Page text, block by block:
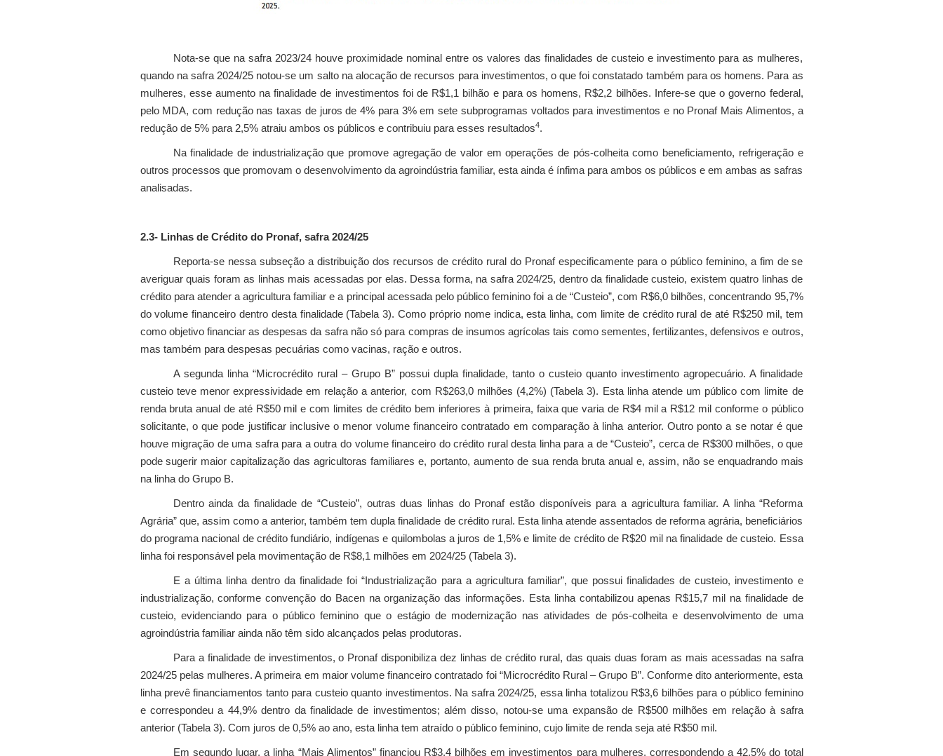
Nota-se que na safra 2023/24 houve proximidade nominal entre os valores das finalidades de custeio e investimento para as mulheres,
quando na safra 2024/25 notou-se um salto na alocação de recursos para investimentos, o que foi constatado também para os homens. Para as
mulheres, esse aumento na finalidade de investimentos foi de R$1,1 bilhão e para os homens, R$2,2 bilhões. Infere-se que o governo federal,
pelo MDA, com redução nas taxas de juros de 4% para 3% em sete subprogramas voltados para investimentos e no Pronaf Mais Alimentos, a
redução de 5% para 2,5% atraiu ambos os públicos e contribuiu para esses resultados4.
Na finalidade de industrialização que promove agregação de valor em operações de pós-colheita como beneficiamento, refrigeração e
outros processos que promovam o desenvolvimento da agroindústria familiar, esta ainda é ínfima para ambos os públicos e em ambas as safras
analisadas.
2.3- Linhas de Crédito do Pronaf, safra 2024/25
Reporta-se nessa subseção a distribuição dos recursos de crédito rural do Pronaf especificamente para o público feminino, a fim de se
averiguar quais foram as linhas mais acessadas por elas. Dessa forma, na safra 2024/25, dentro da finalidade custeio, existem quatro linhas de
crédito para atender a agricultura familiar e a principal acessada pelo público feminino foi a de “Custeio”, com R$6,0 bilhões, concentrando 95,7%
do volume financeiro dentro desta finalidade (Tabela 3). Como próprio nome indica, esta linha, com limite de crédito rural de até R$250 mil, tem
como objetivo financiar as despesas da safra não só para compras de insumos agrícolas tais como sementes, fertilizantes, defensivos e outros,
mas também para despesas pecuárias como vacinas, ração e outros.
A segunda linha “Microcrédito rural – Grupo B” possui dupla finalidade, tanto o custeio quanto investimento agropecuário. A finalidade
custeio teve menor expressividade em relação a anterior, com R$263,0 milhões (4,2%) (Tabela 3). Esta linha atende um público com limite de
renda bruta anual de até R$50 mil e com limites de crédito bem inferiores à primeira, faixa que varia de R$4 mil a R$12 mil conforme o público
solicitante, o que pode justificar inclusive o menor volume financeiro contratado em comparação à linha anterior. Outro ponto a se notar é que
houve migração de uma safra para a outra do volume financeiro do crédito rural desta linha para a de “Custeio”, cerca de R$300 milhões, o que
pode sugerir maior capitalização das agricultoras familiares e, portanto, aumento de sua renda bruta anual e, assim, não se enquadrando mais
na linha do Grupo B.
Dentro ainda da finalidade de “Custeio”, outras duas linhas do Pronaf estão disponíveis para a agricultura familiar. A linha “Reforma
Agrária” que, assim como a anterior, também tem dupla finalidade de crédito rural. Esta linha atende assentados de reforma agrária, beneficiários
do programa nacional de crédito fundiário, indígenas e quilombolas a juros de 1,5% e limite de crédito de R$20 mil na finalidade de custeio. Essa
linha foi responsável pela movimentação de R$8,1 milhões em 2024/25 (Tabela 3).
E a última linha dentro da finalidade foi “Industrialização para a agricultura familiar”, que possui finalidades de custeio, investimento e
industrialização, conforme convenção do Bacen na organização das informações. Esta linha contabilizou apenas R$15,7 mil na finalidade de
custeio, evidenciando para o público feminino que o estágio de modernização nas atividades de pós-colheita e desenvolvimento de uma
agroindústria familiar ainda não têm sido alcançados pelas produtoras.
Para a finalidade de investimentos, o Pronaf disponibiliza dez linhas de crédito rural, das quais duas foram as mais acessadas na safra
2024/25 pelas mulheres. A primeira em maior volume financeiro contratado foi “Microcrédito Rural – Grupo B”. Conforme dito anteriormente, esta
linha prevê financiamentos tanto para custeio quanto investimentos. Na safra 2024/25, essa linha totalizou R$3,6 bilhões para o público feminino
e correspondeu a 44,9% dentro da finalidade de investimentos; além disso, notou-se uma expansão de R$500 milhões em relação à safra
anterior (Tabela 3). Com juros de 0,5% ao ano, esta linha tem atraído o público feminino, cujo limite de renda seja até R$50 mil.
Em segundo lugar, a linha “Mais Alimentos” financiou R$3,4 bilhões em investimentos para mulheres, correspondendo a 42,5% do total